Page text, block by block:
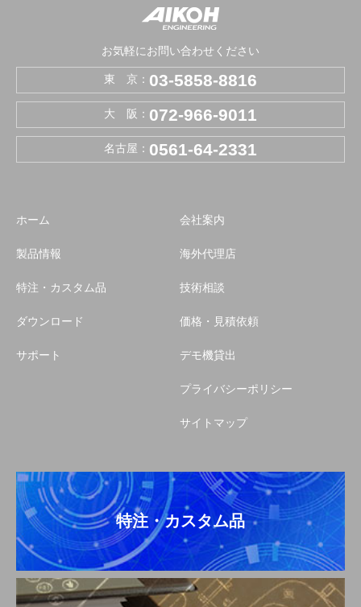
お気軽にお問い合わせください
東 京： 03-5858-8816
大 阪： 072-966-9011
名古屋： 0561-64-2331
ホーム
製品情報
特注・カスタム品
ダウンロード
サポート
会社案内
海外代理店
技術相談
価格・見積依頼
デモ機貸出
プライバシーポリシー
サイトマップ
特注・カスタム品